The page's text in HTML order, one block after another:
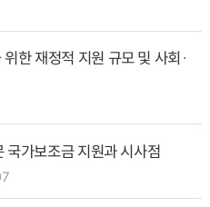
한 재정적 지원 규모 및 사회·
국가보조금 지원과 시사점